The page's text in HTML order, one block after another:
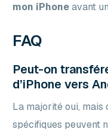
mon iPhoneavant
FAQ
Peut-on
d’iPhone vers
La majorité oui,
spécifiques peuvent